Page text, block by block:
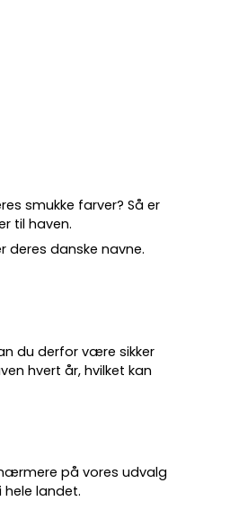
smukke farver? Så er
til haven.
deres danske navne.
du derfor være sikker
hvert år, hvilket kan
på vores udvalg
landet.